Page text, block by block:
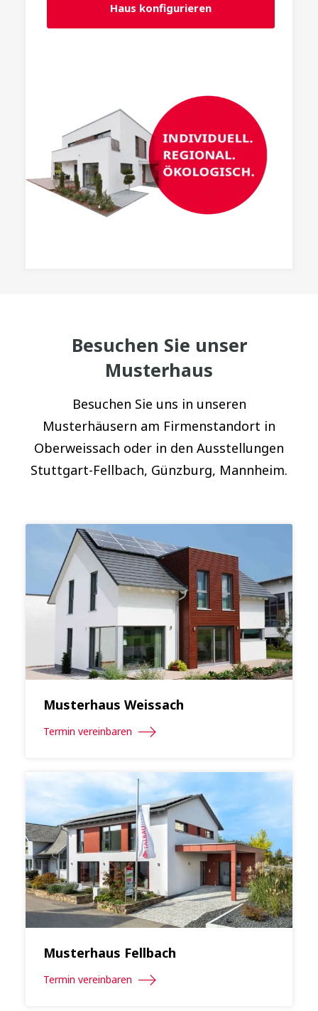
Haus konfigurieren
Besuchen Sie unser
Musterhaus
Besuchen Sie uns in unseren
Musterhäusern am Firmenstandort in
Oberweissach oder in den Ausstellungen
Stuttgart-Fellbach, Günzburg, Mannheim.
Musterhaus Weissach
Termin vereinbaren
Musterhaus Fellbach
Termin vereinbaren